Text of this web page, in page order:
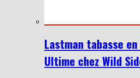
Lastman tabasse
Ultime chez Wild